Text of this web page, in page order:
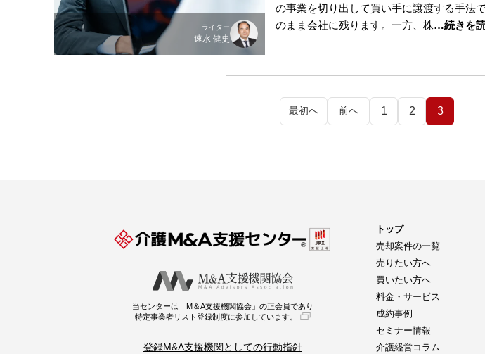
ライター
速水 健史
の事業を切り出して買い手に譲渡する手法
のまま会社に残ります。一方、株…続きを
最初へ 前へ 1 2 3
当センターは「M＆A支援機関協会」の正会員であり
特定事業者リスト登録制度に参加しています。
登録M&A支援機関としての行動指針
トップ
売却案件の一覧
売りたい方へ
買いたい方へ
料金・サービス
成約事例
セミナー情報
介護経営コラム